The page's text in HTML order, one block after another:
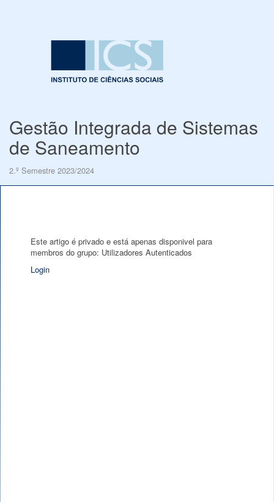
Gestão Integrada de Sistemas
de Saneamento
2.º Semestre 2023/2024
Este artigo é privado e está apenas disponivel para
membros do grupo: Utilizadores Autenticados
Login